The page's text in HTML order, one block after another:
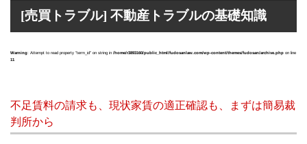
[売買トラブル] 不動産トラブルの基礎知識
Warning: Attempt to read property "term_id" on string in /home/r3893160/public_html/fudosanlaw.com/wp-content/themes/fudosan/archive.php on line
11
不足賃料の請求も、現状家賃の適正確認も、まずは簡易裁
判所から